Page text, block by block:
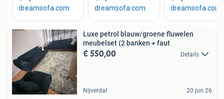
Luxe petrol blauw/groene fluwelen
meubelset (2 banken + faut
€ 550,00 Details
Nijverdal 20 jun 26